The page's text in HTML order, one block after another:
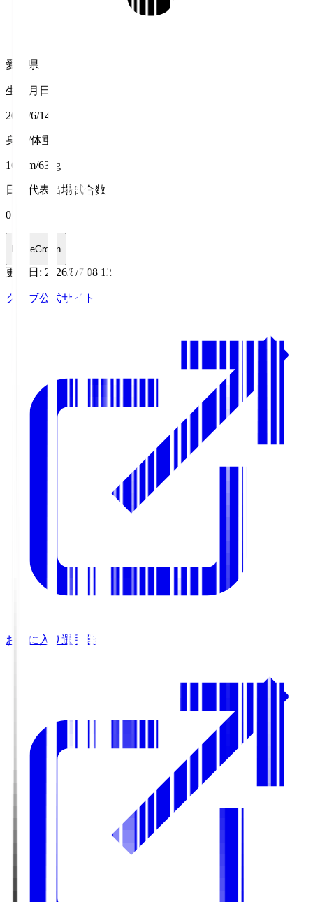
愛知県
生年月日
2007/6/14
身長/体重
168cm/63kg
日本代表出場試合数
0
HomeGrown
更新日 : 2026/8/7 08:12
クラブ公式サイト
お気に入り選手登録